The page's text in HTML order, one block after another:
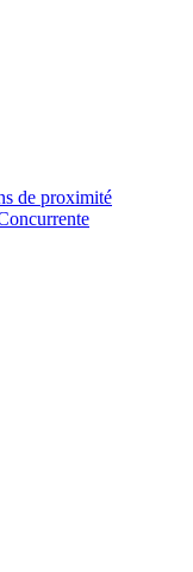
de proximité